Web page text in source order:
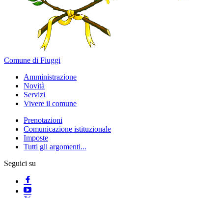
Comune di Fiuggi
Amministrazione
Novità
Servizi
Vivere il comune
Prenotazioni
Comunicazione istituzionale
Imposte
Tutti gli argomenti...
Seguici su